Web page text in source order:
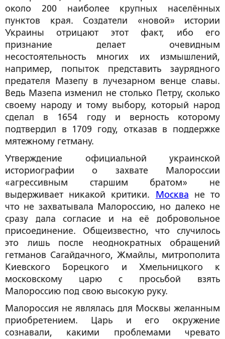
около 200 наиболее крупных населённых
пунктов края. Создатели «новой» истории
Украины отрицают этот факт, ибо его
признание делает очевидным
несостоятельность многих их измышлений,
например, попыток представить заурядного
предателя Мазепу в лучезарном венце славы.
Ведь Мазепа изменил не столько Петру, сколько
своему народу и тому выбору, который народ
сделал в 1654 году и верность которому
подтвердил в 1709 году, отказав в поддержке
мятежному гетману.
Утверждение официальной украинской
историографии о захвате Малороссии
«агрессивным старшим братом» не
выдерживает никакой критики.
Москва не то
что не захватывала Малороссию, но далеко не
сразу дала согласие и на её добровольное
присоединение. Общеизвестно, что случилось
это лишь после неоднократных обращений
гетманов Сагайдачного, Жмайлы, митрополита
Киевского Борецкого и Хмельницкого к
московскому царю с просьбой взять
Малороссию под свою высокую руку.
Малороссия не являлась для Москвы желанным
приобретением. Царь и его окружение
сознавали, какими проблемами чревато